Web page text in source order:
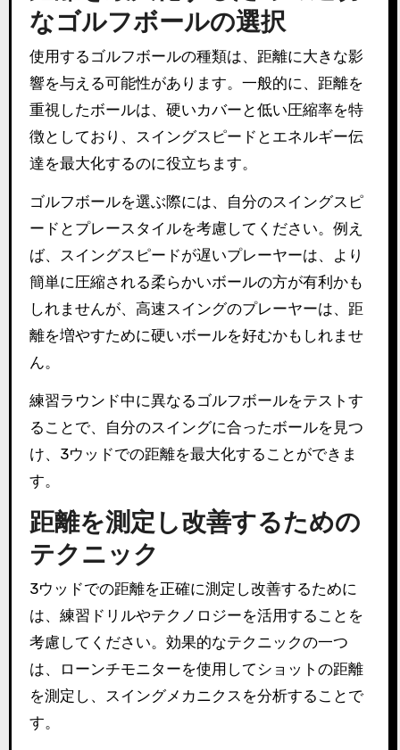
なゴルフボールの選択
使用するゴルフボールの種類は、距離に大きな影
響を与える可能性があります。一般的に、距離を
重視したボールは、硬いカバーと低い圧縮率を特
徴としており、スイングスピードとエネルギー伝
達を最大化するのに役立ちます。
ゴルフボールを選ぶ際には、自分のスイングスピ
ードとプレースタイルを考慮してください。例え
ば、スイングスピードが遅いプレーヤーは、より
簡単に圧縮される柔らかいボールの方が有利かも
しれませんが、高速スイングのプレーヤーは、距
離を増やすために硬いボールを好むかもしれませ
ん。
練習ラウンド中に異なるゴルフボールをテストす
ることで、自分のスイングに合ったボールを見つ
け、3ウッドでの距離を最大化することができま
す。
距離を測定し改善するための
テクニック
3ウッドでの距離を正確に測定し改善するために
は、練習ドリルやテクノロジーを活用することを
考慮してください。効果的なテクニックの一つ
は、ローンチモニターを使用してショットの距離
を測定し、スイングメカニクスを分析することで
す。